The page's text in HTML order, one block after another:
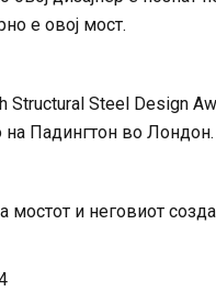
е овој мост.
Structural Steel Design
на Падингтон во Лондон.
и неговиот